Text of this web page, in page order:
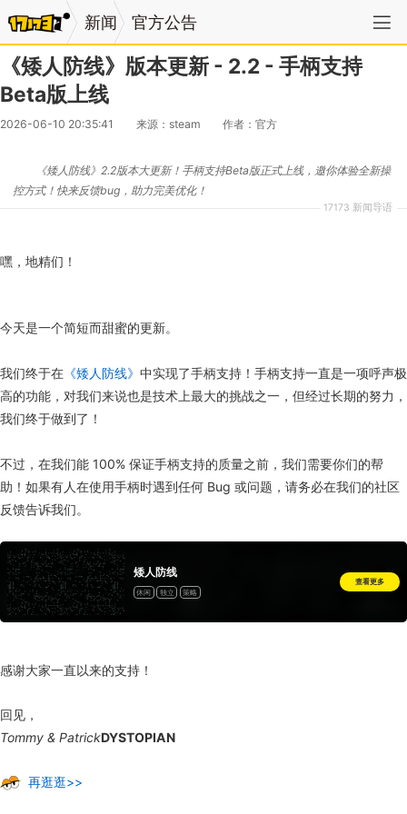
新闻 官方公告
《矮人防线》版本更新 - 2.2 - 手柄支持
Beta版上线
2026-06-10 20:35:41 来源：steam 作者：官方
17173 新闻导语
《矮人防线》2.2版本大更新！手柄支持Beta版正式上线，邀你体验全新操
控方式！快来反馈bug，助力完美优化！
嘿，地精们！
今天是一个简短而甜蜜的更新。
我们终于在 《矮人防线》 中实现了手柄支持！手柄支持一直是一项呼声极
高的功能，对我们来说也是技术上最大的挑战之一，但经过长期的努力，
我们终于做到了！
不过，在我们能 100% 保证手柄支持的质量之前，我们需要你们的帮
助！如果有人在使用手柄时遇到任何 Bug 或问题，请务必在我们的社区
反馈告诉我们。
矮人防线
休闲 独立 策略
查看更多
感谢大家一直以来的支持！
回见，
Tommy & PatrickDYSTOPIAN
再逛逛>>